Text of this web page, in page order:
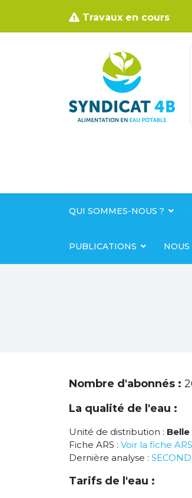
Travaux en cours
QUI SOMMES-NOUS ?
PUBLICATIONS
Nombre d'abonnés :
La qualité de l'eau :
Unité de distribution :
Fiche ARS : Voir la fiche
Dernière analyse :
Tarifs de l'eau :